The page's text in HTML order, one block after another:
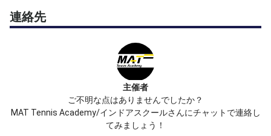
連絡先
主催者
ご不明な点はありませんでしたか？
MAT Tennis Academy/インドアスクールさんにチャットで連絡し
てみましょう！